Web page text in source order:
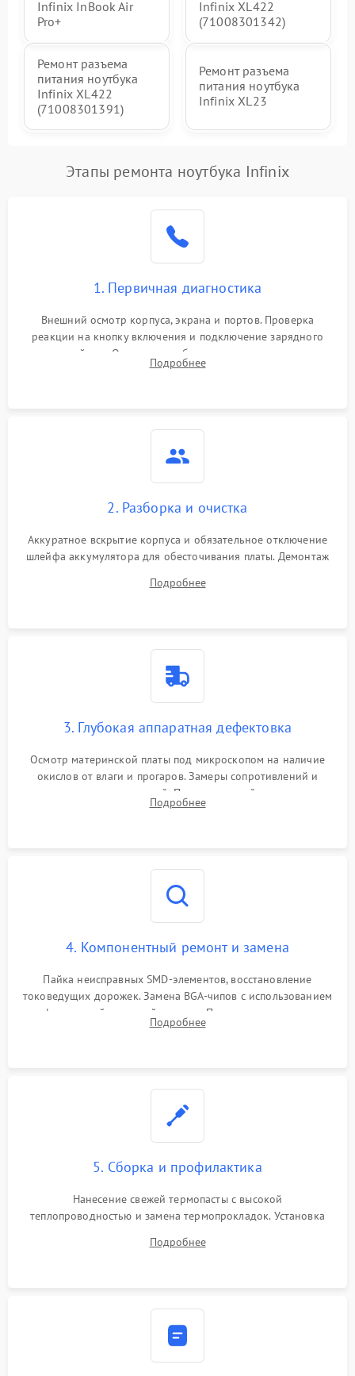
Infinix InBook Air
Pro+
Infinix XL422
(71008301342)
Ремонт разъема
питания ноутбука
Infinix XL422
(71008301391)
Ремонт разъема
питания ноутбука
Infinix XL23
Этапы ремонта ноутбука Infinix
1. Первичная диагностика
Внешний осмотр корпуса, экрана и портов. Проверка
реакции на кнопку включения и подключение зарядного
устройства. Оценка потребления тока с помощью
лабораторного блока питания для локализации проблемы.
Подробнее
2. Разборка и очистка
Аккуратное вскрытие корпуса и обязательное отключение
шлейфа аккумулятора для обесточивания платы. Демонтаж
высохшей термопасты с кристаллов чипов.
Подробнее
3. Глубокая аппаратная дефектовка
Осмотр материнской платы под микроскопом на наличие
окислов от влаги и прогаров. Замеры сопротивлений и
дежурных напряжений. Проверка цепей питания,
мультиконтроллера, процессора и видеочипа.
Подробнее
4. Компонентный ремонт и замена
Пайка неисправных SMD-элементов, восстановление
токоведущих дорожек. Замена BGA-чипов с использованием
инфракрасной паяльной станции. Прошивка микросхемы
BIOS или замена поврежденных портов USB
Подробнее
5. Сборка и профилактика
Нанесение свежей термопасты с высокой
теплопроводностью и замена термопрокладок. Установка
шлейфов, модулей памяти и накопителей. Предварительная
Подробнее